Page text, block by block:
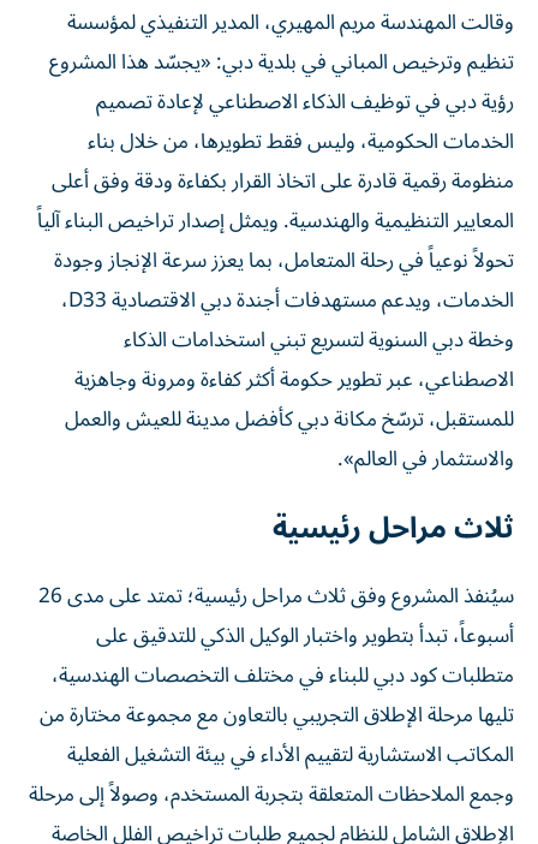
وقالت المهندسة مريم المهيري، المدير التنفيذي لمؤسسة
تنظيم وترخيص المباني في بلدية دبي: «يجسّد هذا المشروع
رؤية دبي في توظيف الذكاء الاصطناعي لإعادة تصميم
الخدمات الحكومية، وليس فقط تطويرها، من خلال بناء
منظومة رقمية قادرة على اتخاذ القرار بكفاءة ودقة وفق أعلى
المعايير التنظيمية والهندسية. ويمثل إصدار تراخيص البناء آلياً
تحولاً نوعياً في رحلة المتعامل، بما يعزز سرعة الإنجاز وجودة
الخدمات، ويدعم مستهدفات أجندة دبي الاقتصادية D33،
وخطة دبي السنوية لتسريع تبني استخدامات الذكاء
الاصطناعي، عبر تطوير حكومة أكثر كفاءة ومرونة وجاهزية
للمستقبل، ترسّخ مكانة دبي كأفضل مدينة للعيش والعمل
والاستثمار في العالم».
ثلاث مراحل رئيسية
سيُنفذ المشروع وفق ثلاث مراحل رئيسية؛ تمتد على مدى 26
أسبوعاً، تبدأ بتطوير واختبار الوكيل الذكي للتدقيق على
متطلبات كود دبي للبناء في مختلف التخصصات الهندسية،
تليها مرحلة الإطلاق التجريبي بالتعاون مع مجموعة مختارة من
المكاتب الاستشارية لتقييم الأداء في بيئة التشغيل الفعلية
وجمع الملاحظات المتعلقة بتجربة المستخدم، وصولاً إلى مرحلة
الإطلاق الشامل للنظام لجميع طلبات تراخيص الفلل الخاصة